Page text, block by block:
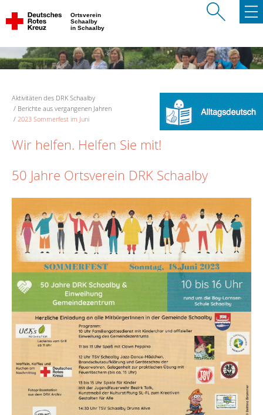
Ortsverein
Schaalby
in Schaalby
Aktivitäten des DRK Schaalby
Berichte aus vergangenen Jahren
2023 Sommerfest im Juni
Wir helfen. Helfen Sie mit!
50 Jahre Ortsverein DRK Schaalby